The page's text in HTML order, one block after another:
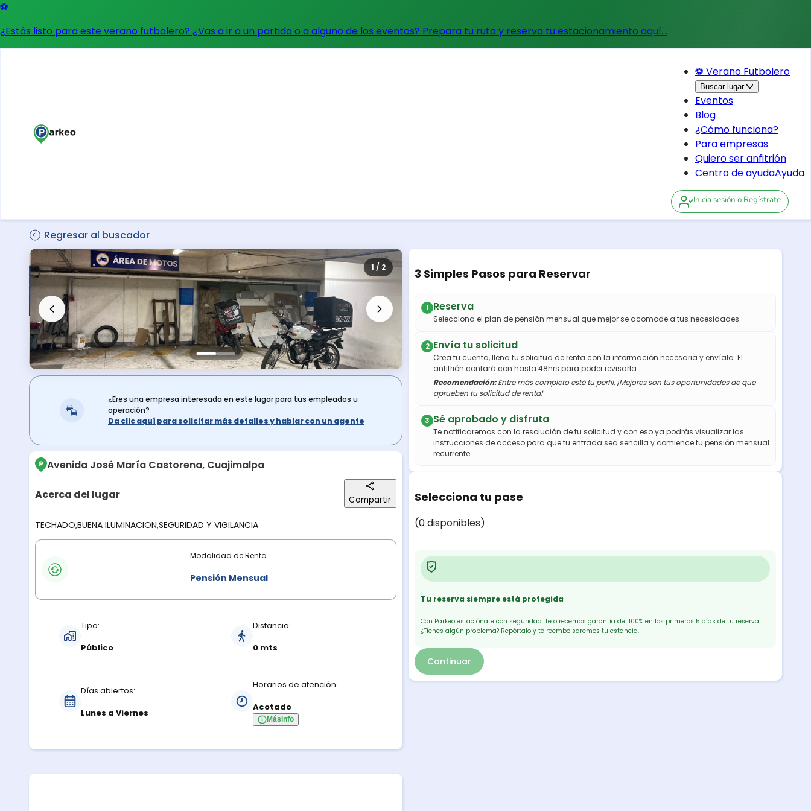
⚽
¿Estás listo para este verano futbolero? ¿Vas a ir a un partido o a alguno de los eventos? Prepara tu ruta y reserva tu estacionamiento aquí. .
⚽ Verano Futbolero
Buscar lugar
Eventos
Blog
¿Cómo funciona?
Para empresas
Quiero ser anfitrión
Centro de ayudaAyuda
Inicia sesión o Regístrate
Regresar al buscador
1 / 2
¿Eres una empresa interesada en este lugar para tus empleados u
operación?
Da clic aquí para solicitar más detalles y hablar con un agente
Avenida José María Castorena, Cuajimalpa
Acerca del lugar Compartir
Descripción del lugar
TECHADO,BUENA ILUMINACION,SEGURIDAD Y VIGILANCIA
Modalidades de renta
Modalidad de Renta
Pensión Mensual
Tipo:
Público
Distancia:
0 mts
Días abiertos:
Lunes a Viernes
Horarios de atención:
Acotado
Másinfo
3 Simples Pasos para Reservar
1 Reserva
Selecciona el plan de pensión mensual que mejor se acomode a tus necesidades.
2 Envía tu solicitud
Crea tu cuenta, llena tu solicitud de renta con la información necesaria y envíala. El
anfitrión contará con hasta 48hrs para poder revisarla.
Recomendación:Entre más completo esté tu perfil, ¡Mejores son tus oportunidades de que
aprueben tu solicitud de renta!
3 Sé aprobado y disfruta
Te notificaremos con la resolución de tu solicitud y con eso ya podrás visualizar las
instrucciones de acceso para que tu entrada sea sencilla y comience tu pensión mensual
recurrente.
Selecciona tu pase
(0 disponibles)
Tu reserva siempre está protegida
Con Parkeo estaciónate con seguridad. Te ofrecemos garantía del 100% en los primeros 5 días de tu reserva.
¿Tienes algún problema? Repórtalo y te reembolsaremos tu estancia.
Continuar